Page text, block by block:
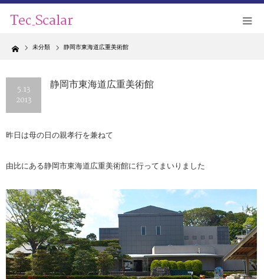
Home 未分類 静岡市東海道広重美術館
5.13
2013
静岡市東海道広重美術館
昨日は母の日の親孝行を兼ねて
由比にある静岡市東海道広重美術館に行ってまいりました